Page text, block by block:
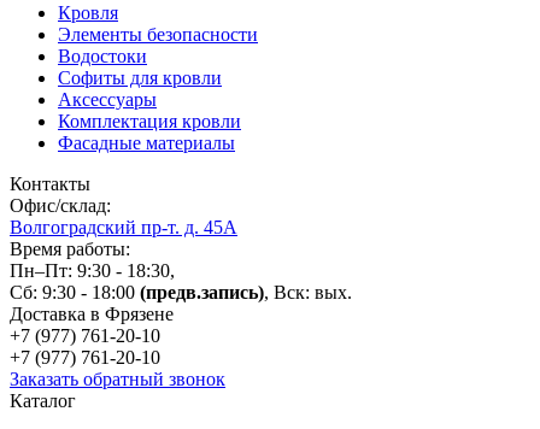
Кровля
Элементы безопасности
Водостоки
Софиты для кровли
Аксессуары
Комплектация кровли
Фасадные материалы
Контакты
Офис/склад:
Волгоградский пр-т. д. 45А
Время работы:
Пн–Пт: 9:30 - 18:30,
Сб: 9:30 - 18:00 (предв.запись), Вск: вых.
Доставка в Фрязене
+7 (977) 761-20-10
+7 (977) 761-20-10
Заказать обратный звонок
Каталог